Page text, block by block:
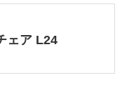
ェア L24